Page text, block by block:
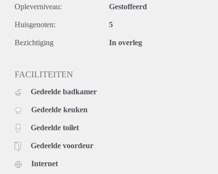
Opleverniveau: Gestoffeerd
Huisgenoten: 5
Bezichtiging In overleg
FACILITEITEN
Gedeelde badkamer
Gedeelde keuken
Gedeelde toilet
Gedeelde voordeur
Internet